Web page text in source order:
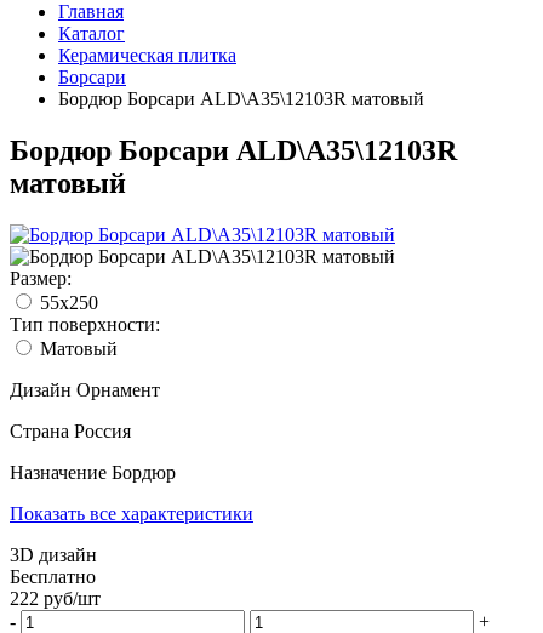
Главная
Каталог
Керамическая плитка
Борсари
Бордюр Борсари ALD\A35\12103R матовый
Бордюр Борсари ALD\A35\12103R
матовый
Размер:
55x250
Тип поверхности:
Матовый
Дизайн Орнамент
Страна Россия
Назначение Бордюр
Показать все характеристики
3D дизайн
Бесплатно
222 руб/шт
-
+